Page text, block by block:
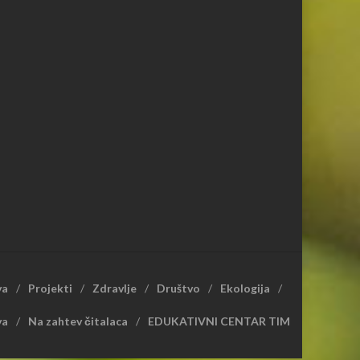
Projekti Zdravlje Društvo Ekologija
Na zahtev čitalaca EDUKATIVNI CENTAR TIM